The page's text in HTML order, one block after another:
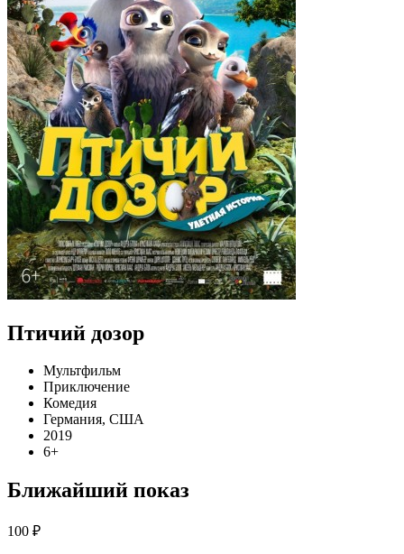
Птичий дозор
Мультфильм
Приключение
Комедия
Германия, США
2019
6+
Ближайший показ
100 ₽